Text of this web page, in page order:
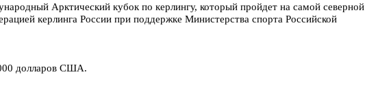
Арктический кубок по керлингу, который пройдет на самой северной
керлинга России при поддержке Министерства спорта Российской
долларов США.